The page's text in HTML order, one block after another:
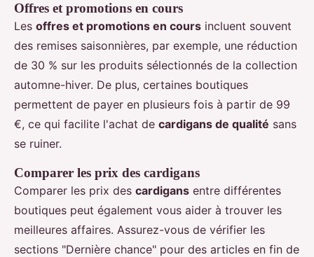
Offres et promotions en cours
Les offres et promotions en cours incluent souvent
des remises saisonnières, par exemple, une réduction
de 30 % sur les produits sélectionnés de la collection
automne-hiver. De plus, certaines boutiques
permettent de payer en plusieurs fois à partir de 99
€, ce qui facilite l'achat de cardigans de qualité sans
se ruiner.
Comparer les prix des cardigans
Comparer les prix des cardigans entre différentes
boutiques peut également vous aider à trouver les
meilleures affaires. Assurez-vous de vérifier les
sections "Dernière chance" pour des articles en fin de